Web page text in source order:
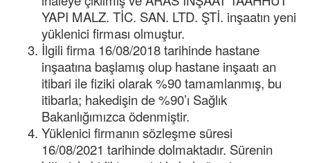
YAPI MALZ. TİC. SAN. LTD. ŞTİ. inşaatın yeni
yüklenici firması olmuştur.
İlgili firma 16/08/2018 tarihinde hastane
inşaatına başlamış olup hastane inşaatı an
itibari ile fiziki olarak %90 tamamlanmış, bu
itibarla; hakedişin de %90’ı Sağlık
Bakanlığımızca ödenmiştir.
Yüklenici firmanın sözleşme süresi
16/08/2021 tarihinde dolmaktadır. Sürenin